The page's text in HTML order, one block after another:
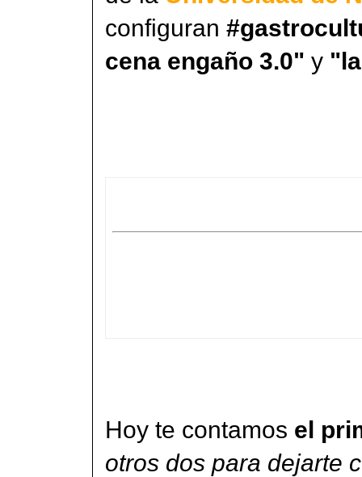
configuran
cena engaño 3.0" y
Hoy te contamos el
otros dos para dejarte